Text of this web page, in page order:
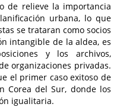
de relieve la importancia
urbana, lo que
se trataran como socios
intangible de la aldea, es
y los archivos,
organizaciones privadas.
el primer caso exitoso de
Corea del Sur, donde los
igualitaria.